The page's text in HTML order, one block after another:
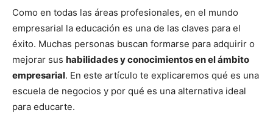
Como en todas las áreas profesionales, en el mundo
empresarial la educación es una de las claves para el
éxito. Muchas personas buscan formarse para adquirir o
mejorar sus habilidades y conocimientos en el ámbito
empresarial. En este artículo te explicaremos qué es una
escuela de negocios y por qué es una alternativa ideal
para educarte.